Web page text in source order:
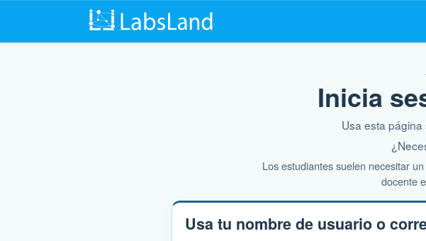
Inicia
Usa esta
Los estudiantes suelen necesitar
docente
Usa tu nombre de usuario o